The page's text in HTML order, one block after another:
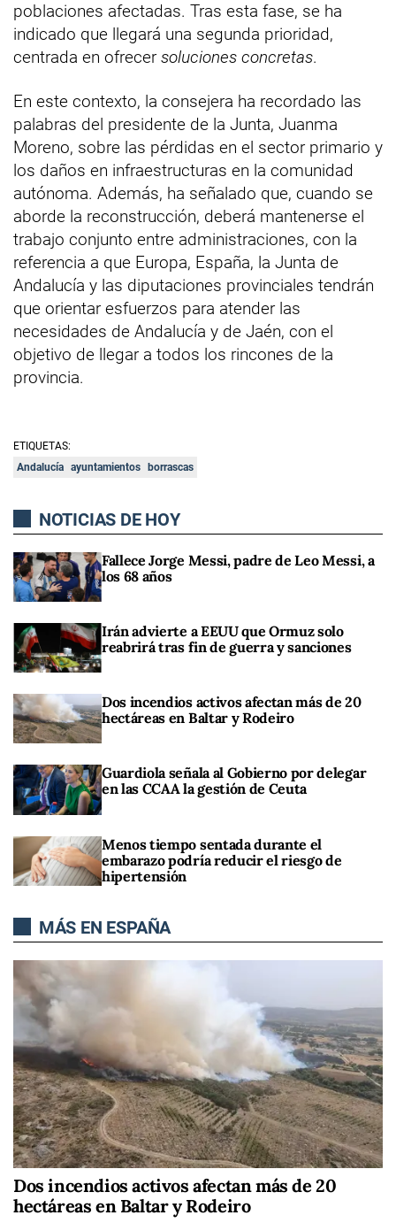
poblaciones afectadas. Tras esta fase, se ha
indicado que llegará una segunda prioridad,
centrada en ofrecer soluciones concretas.
En este contexto, la consejera ha recordado las
palabras del presidente de la Junta, Juanma
Moreno, sobre las pérdidas en el sector primario y
los daños en infraestructuras en la comunidad
autónoma. Además, ha señalado que, cuando se
aborde la reconstrucción, deberá mantenerse el
trabajo conjunto entre administraciones, con la
referencia a que Europa, España, la Junta de
Andalucía y las diputaciones provinciales tendrán
que orientar esfuerzos para atender las
necesidades de Andalucía y de Jaén, con el
objetivo de llegar a todos los rincones de la
provincia.
ETIQUETAS:
Andalucía ayuntamientos borrascas
NOTICIAS DE HOY
Fallece Jorge Messi, padre de Leo Messi, a
los 68 años
Irán advierte a EEUU que Ormuz solo
reabrirá tras fin de guerra y sanciones
Dos incendios activos afectan más de 20
hectáreas en Baltar y Rodeiro
Guardiola señala al Gobierno por delegar
en las CCAA la gestión de Ceuta
Menos tiempo sentada durante el
embarazo podría reducir el riesgo de
hipertensión
MÁS EN ESPAÑA
Dos incendios activos afectan más de 20
hectáreas en Baltar y Rodeiro